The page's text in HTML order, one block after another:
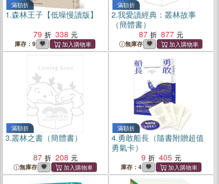
滿額折
1.森林王子【低噪慢讀版】
79
338
庫存：9
滿額折
2.我愛讀經典：叢林故事
（簡體書）
87
877
無庫存
滿額折
3.叢林之書（簡體書）
87
208
無庫存
滿額折
4.勇敢船長（隨書附贈超值
勇氣卡）
9
405
庫存：4